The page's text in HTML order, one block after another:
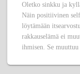
Oletko sinkku ja
Näin positiivinen
löytämään
rakkauselämä ei
ihmisen. Se